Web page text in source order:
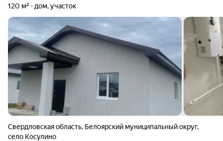
120 м² дом, участок
Свердловская область, Белоярский муниципальный округ,
село Косулино